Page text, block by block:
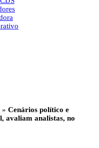
» Cenários político e
avaliam analistas, no